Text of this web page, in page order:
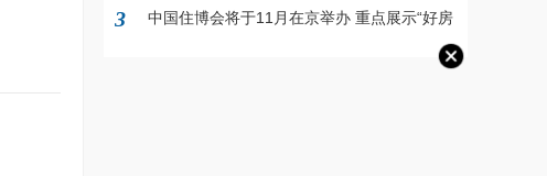
支持
3
中国住博会将于11月在京举办 重点展示“好房